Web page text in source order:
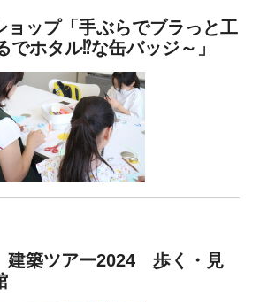
ョップ「手ぶらでブラっと工
でホタル⁉な缶バッジ～」
建築ツアー2024 歩く・見